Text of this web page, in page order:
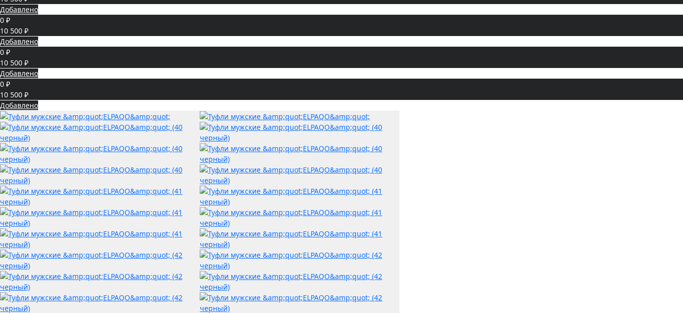
Добавлено
0 ₽
10 500 ₽
Добавлено
0 ₽
10 500 ₽
Добавлено
0 ₽
10 500 ₽
Добавлено